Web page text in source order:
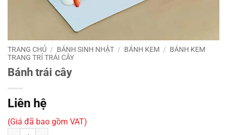
TRANG CHỦ / BÁNH SINH NHẬT / BÁNH KEM / BÁNH KEM
TRANG TRÍ TRÁI CÂY
Bánh trái cây
Liên hệ
(Giá đã bao gồm VAT)
Bánh trái cây số lượng